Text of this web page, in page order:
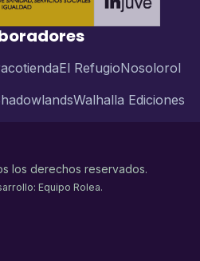
El RefugioNosolorol
Walhalla Ediciones
los derechos reservados.
Equipo Rolea.